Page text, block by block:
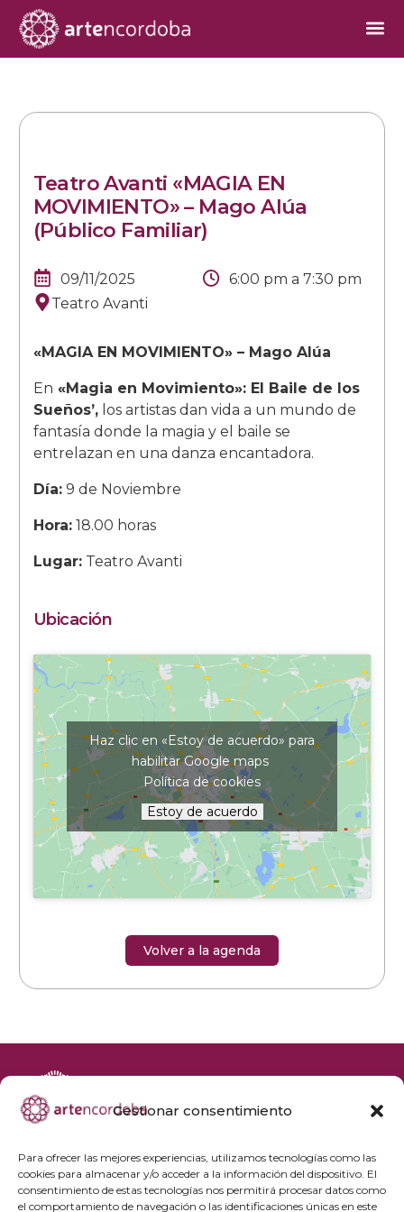
Gestionar consentimiento
Para ofrecer las mejores experiencias, utilizamos tecnologías como las
cookies para almacenar y/o acceder a la información del dispositivo. El
consentimiento de estas tecnologías nos permitirá procesar datos como
el comportamiento de navegación o las identificaciones únicas en este
Teatro Avanti «MAGIA EN
MOVIMIENTO» – Mago Alúa
(Público Familiar)
09/11/2025 6:00 pm a 7:30 pm
Teatro Avanti
«MAGIA EN MOVIMIENTO» – Mago Alúa
En «Magia en Movimiento»: El Baile de los
Sueños’,los artistas dan vida a un mundo de
fantasía donde la magia y el baile se
entrelazan en una danza encantadora.
Día:9 de Noviembre
Hora:18.00 horas
Lugar:Teatro Avanti
Ubicación
Haz clic en «Estoy de acuerdo» para
habilitar Google maps
Política de cookies
Estoy de acuerdo
Volver a la agenda
Agenda cultural
Preguntas frecuentes